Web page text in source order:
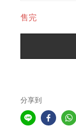
售完
分享到